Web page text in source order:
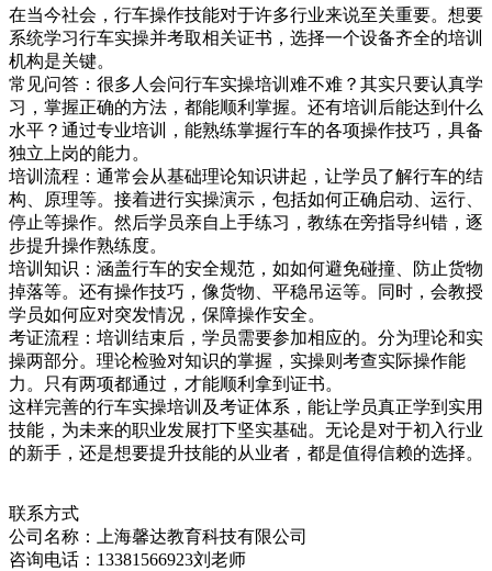
在当今社会，行车操作技能对于许多行业来说至关重要。想要
系统学习行车实操并考取相关证书，选择一个设备齐全的培训
机构是关键。
常见问答：很多人会问行车实操培训难不难？其实只要认真学
习，掌握正确的方法，都能顺利掌握。还有培训后能达到什么
水平？通过专业培训，能熟练掌握行车的各项操作技巧，具备
独立上岗的能力。
培训流程：通常会从基础理论知识讲起，让学员了解行车的结
构、原理等。接着进行实操演示，包括如何正确启动、运行、
停止等操作。然后学员亲自上手练习，教练在旁指导纠错，逐
步提升操作熟练度。
培训知识：涵盖行车的安全规范，如如何避免碰撞、防止货物
掉落等。还有操作技巧，像货物、平稳吊运等。同时，会教授
学员如何应对突发情况，保障操作安全。
考证流程：培训结束后，学员需要参加相应的。分为理论和实
操两部分。理论检验对知识的掌握，实操则考查实际操作能
力。只有两项都通过，才能顺利拿到证书。
这样完善的行车实操培训及考证体系，能让学员真正学到实用
技能，为未来的职业发展打下坚实基础。无论是对于初入行业
的新手，还是想要提升技能的从业者，都是值得信赖的选择。
联系方式
公司名称：上海馨达教育科技有限公司
咨询电话：13381566923刘老师